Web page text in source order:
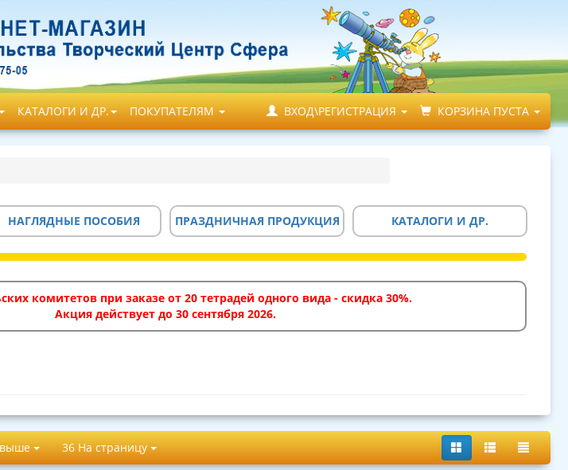
КАТАЛОГИ И ДР. ПОКУПАТЕЛЯМ ВХОД\РЕГИСТРАЦИЯ КОРЗИНА ПУСТА
НАГЛЯДНЫЕ ПОСОБИЯ ПРАЗДНИЧНАЯ ПРОДУКЦИЯ КАТАЛОГИ И ДР.
комитетов при заказе от 20 тетрадей одного вида - скидка 30%.
Акция действует до 30 сентября 2026.
выше 36 На страницу